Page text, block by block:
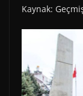
Kaynak: